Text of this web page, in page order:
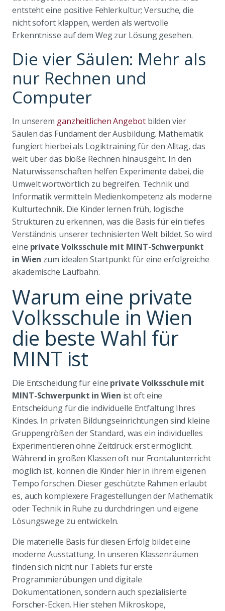
entsteht eine positive Fehlerkultur; Versuche, die
nicht sofort klappen, werden als wertvolle
Erkenntnisse auf dem Weg zur Lösung gesehen.
Die vier Säulen: Mehr als
nur Rechnen und
Computer
In unserem ganzheitlichen Angebotbilden vier
Säulen das Fundament der Ausbildung. Mathematik
fungiert hierbei als Logiktraining für den Alltag, das
weit über das bloße Rechnen hinausgeht. In den
Naturwissenschaften helfen Experimente dabei, die
Umwelt wortwörtlich zu begreifen. Technik und
Informatik vermitteln Medienkompetenz als moderne
Kulturtechnik. Die Kinder lernen früh, logische
Strukturen zu erkennen, was die Basis für ein tiefes
Verständnis unserer technisierten Welt bildet. So wird
eine private Volksschule mit MINT-Schwerpunkt
in Wien zum idealen Startpunkt für eine erfolgreiche
akademische Laufbahn.
Warum eine private
Volksschule in Wien
die beste Wahl für
MINT ist
Die Entscheidung für eine private Volksschule mit
MINT-Schwerpunkt in Wien ist oft eine
Entscheidung für die individuelle Entfaltung Ihres
Kindes. In privaten Bildungseinrichtungen sind kleine
Gruppengrößen der Standard, was ein individuelles
Experimentieren ohne Zeitdruck erst ermöglicht.
Während in großen Klassen oft nur Frontalunterricht
möglich ist, können die Kinder hier in ihrem eigenen
Tempo forschen. Dieser geschützte Rahmen erlaubt
es, auch komplexere Fragestellungen der Mathematik
oder Technik in Ruhe zu durchdringen und eigene
Lösungswege zu entwickeln.
Die materielle Basis für diesen Erfolg bildet eine
moderne Ausstattung. In unseren Klassenräumen
finden sich nicht nur Tablets für erste
Programmierübungen und digitale
Dokumentationen, sondern auch spezialisierte
Forscher-Ecken. Hier stehen Mikroskope,